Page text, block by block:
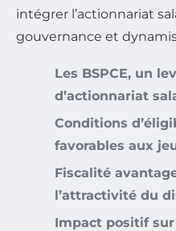
intégrer l’actionnariat
gouvernance et
Les BSPCE, un
d’actionnariat
Conditions
favorables aux
Fiscalité
l’attractivité du
Impact positif